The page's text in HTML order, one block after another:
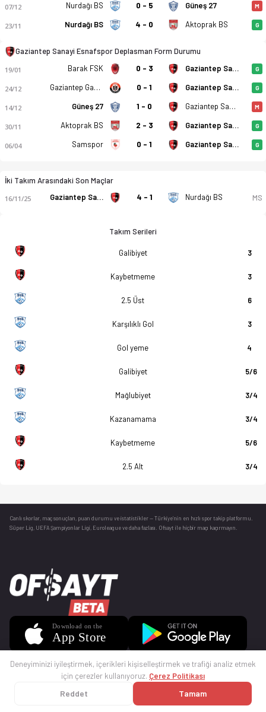
07/12 Nurdağı BS 0 - 5 Güneş 27 M
23/11 Nurdağı BS 4 - 0 Aktoprak BS G
Gaziantep Sanayi Esnafspor Deplasman Form Durumu
19/01 Barak FSK 0 - 3 Gaziantep Sanayi Esnafspor G
24/12 Gaziantep Gazispor 0 - 1 Gaziantep Sanayi Esnafspor G
14/12 Güneş 27 1 - 0 Gaziantep Sanayi Esnafspor M
30/11 Aktoprak BS 2 - 3 Gaziantep Sanayi Esnafspor G
06/04 Samspor 0 - 1 Gaziantep Sanayi Esnafspor G
İki Takım Arasındaki Son Maçlar
16/11/25 Gaziantep Sanayi Esnafspor 4 - 1 Nurdağı BS MS
Takım Serileri
Galibiyet 3
Kaybetmeme 3
2.5 Üst 6
Karşılıklı Gol 3
Gol yeme 4
Galibiyet 5/6
Mağlubiyet 3/4
Kazanamama 3/4
Kaybetmeme 5/6
2.5 Alt 3/4
Canlı skorlar , maç sonuçları, puan durumu ve istatistikler — Türkiye’nin en hızlı spor takip platformu.
Süper Lig, UEFA Şampiyonlar Ligi, Euroleague ve daha fazlası. Ofsayt ile hiçbir maçı kaçırmayın.
© 2025 Ofsayt
Deneyiminizi iyileştirmek, içerikleri kişiselleştirmek ve trafiği analiz etmek
için çerezler kullanıyoruz. Çerez Politikası
Reddet Tamam